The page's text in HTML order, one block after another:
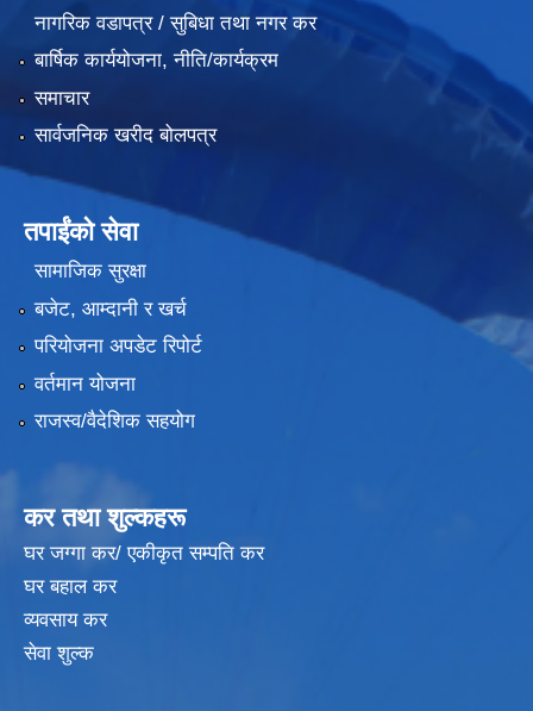
नागरिक वडापत्र / सुबिधा तथा नगर कर
बार्षिक कार्ययोजना, नीति/कार्यक्रम
समाचार
सार्वजनिक खरीद बोलपत्र
तपाईंको सेवा
सामाजिक सुरक्षा
बजेट, आम्दानी र खर्च
परियोजना अपडेट रिपोर्ट
वर्तमान योजना
राजस्व/वैदेशिक सहयोग
कर तथा शुल्कहरू
घर जग्गा कर/ एकीकृत सम्पति कर
घर बहाल कर
व्यवसाय कर
सेवा शुल्क